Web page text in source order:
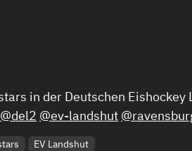
in der Deutschen
@del2 @ev-landshut
EV Landshut